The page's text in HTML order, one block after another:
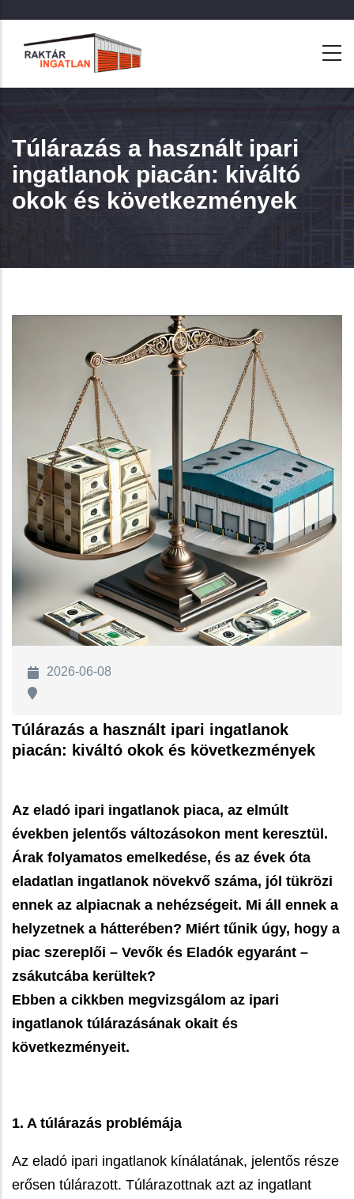
tartalomra
Túlárazás a használt ipari
ingatlanok piacán: kiváltó
okok és következmények
2026-06-08
Túlárazás a használt ipari ingatlanok
piacán: kiváltó okok és következmények
Az eladó ipari ingatlanok piaca, az elmúlt
években jelentős változásokon ment keresztül.
Árak folyamatos emelkedése, és az évek óta
eladatlan ingatlanok növekvő száma, jól tükrözi
ennek az alpiacnak a nehézségeit. Mi áll ennek a
helyzetnek a hátterében? Miért tűnik úgy, hogy a
piac szereplői – Vevők és Eladók egyaránt –
zsákutcába kerültek?
Ebben a cikkben megvizsgálom az ipari
ingatlanok túlárazásának okait és
következményeit.
1. A túlárazás problémája
Az eladó ipari ingatlanok kínálatának, jelentős része
erősen túlárazott. Túlárazottnak azt az ingatlant